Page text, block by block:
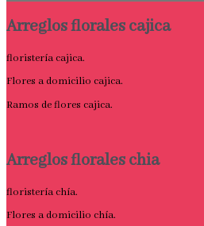
Arreglos florales cajica
floristería cajica.
Flores a domicilio cajica.
Ramos de flores cajica.
Arreglos florales chia
floristería chía.
Flores a domicilio chía.